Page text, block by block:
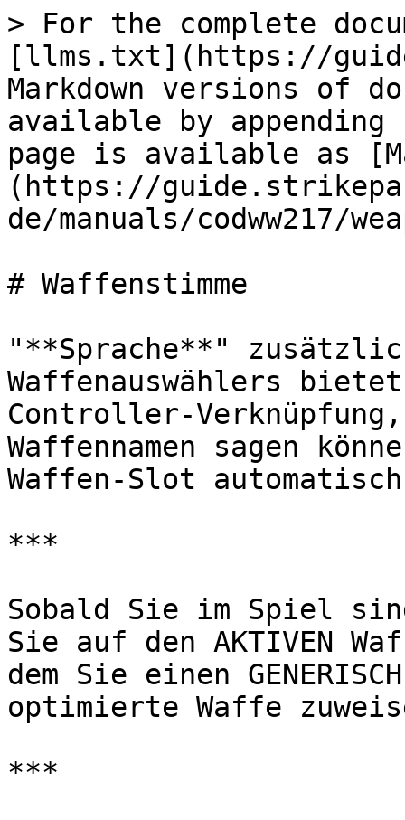
> For the complete
[llms.txt](https://
Markdown versions of
available by
page is available as
(https://
de/manuals/codww217/
# Waffenstimme
"**Sprache**"
Waffenauswählers
Controller-
Waffennamen sagen
Waffen-Slot
***
Sobald Sie im Spiel
Sie auf den AKTIVEN
dem Sie einen
optimierte Waffe
***